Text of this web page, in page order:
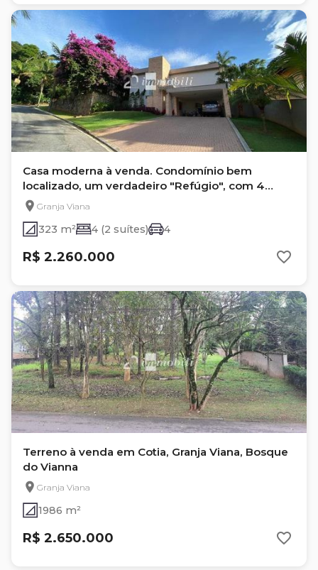
Casa moderna à venda. Condomínio bem
localizado, um verdadeiro "Refúgio", com 4
quartos na Granja Viana
Granja Viana
323 m² 4 (2 suítes) 4
R$ 2.260.000
Terreno à venda em Cotia, Granja Viana, Bosque
do Vianna
Granja Viana
1986 m²
R$ 2.650.000